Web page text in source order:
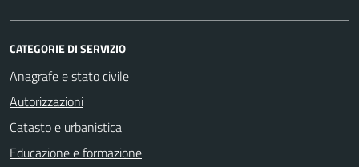
CATEGORIE DI SERVIZIO
Anagrafe e stato civile
Autorizzazioni
Catasto e urbanistica
Educazione e formazione